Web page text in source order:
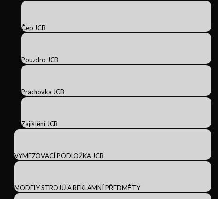
Čep JCB
Pouzdro JCB
Prachovka JCB
Zajištění JCB
VYMEZOVACÍ PODLOŽKA JCB
MODELY STROJŮ A REKLAMNÍ PŘEDMĚTY